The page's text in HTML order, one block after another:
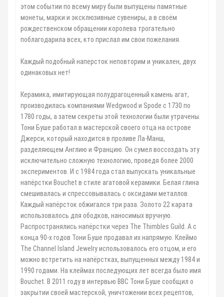
этом событии по всему миру были выпущены памятные
монеты, марки и эксклюзивные сувениры, а в своём
рождественском обращении королева трогательно
поблагодарила всех, кто прислал им свои пожелания.
Каждый подобный наперсток неповторим и уникален, двух
одинаковых нет!
Керамика, имитирующая полудрагоценный камень агат,
производилась компаниями Wedgwood и Spode с 1730 по
1780 годы, а затем секреты этой технологии были утрачены.
Тони Буше работал в мастерской своего отца на острове
Джерси, который находится в проливе Ла-Манш,
разделяющем Англию и Францию. Он сумел воссоздать эту
исключительно сложную технологию, проведя более 2000
экспериментов. И с 1984 года стал выпускать уникальные
напёрстки Bouchet в стиле агатовой керамики. Белая глина
смешивалась и спрессовывалась с оксидами металлов.
Каждый напёрсток обжигался три раза. Золото 22 карата
использовалось для ободков, наносимых вручную.
Распространялись напёрстки через The Thimbles Guild. А с
конца 90-х годов Тони Буше продавал их напрямую. Клеймо
The Channel Island Jewelry использовалось его отцом, и его
можно встретить на напёрстках, выпущенных между 1984 и
1990 годами. На клеймах последующих лет всегда было имя
Bouchet. В 2011 году в интервью BBC Тони Буше сообщил о
закрытии своей мастерской, уничтожении всех рецептов,